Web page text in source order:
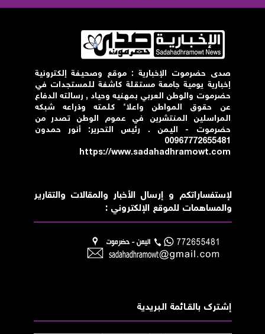
صدى حضرموت الإخبارية : موقع وصحيفة إلكترونية
إخبارية يومية جامعة مستقلة كاشفة للمستجدات في
حضرموت والوطن العربي بمهنيه وحياد , رسالته الدفاع
عن حقوق المواطن واعلاء كلمته وذراعه شبكه
المراسلين المنتشرين في عموم الوطن تصدر من
حضرموت - اليمن . رئيس التحرير: أنور حمدون
00967772655481
https://www.sadahadhramowt.com
لإستفساراتكم و إرسال الأخبار والمقالات والتقارير
والمساهمات للموقع الإلكتروني :
إشــترك بالقـــائمة الــبريدية